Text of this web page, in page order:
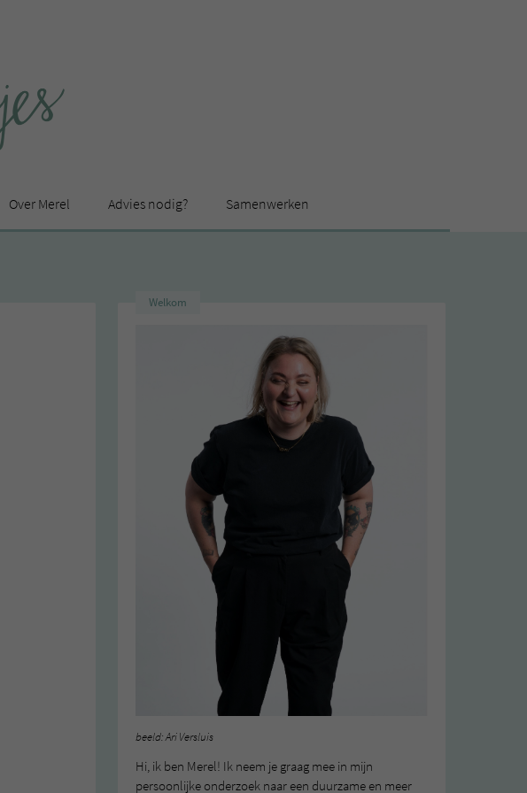
Over Merel Advies nodig? Samenwerken
Welkom
beeld: Ari Versluis
Hi, ik ben Merel! Ik neem je graag mee in mijn
persoonlijke onderzoek naar een duurzame en meer